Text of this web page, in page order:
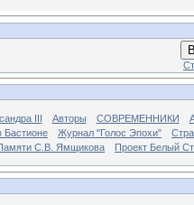
III Авторы СОВРЕМЕННИКИ
Бастионе Журнал "Голос Эпохи"
С.В. Ямщикова Проект Белый